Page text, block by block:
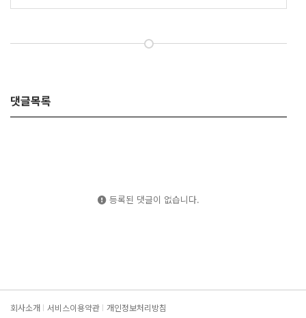
댓글목록
등록된 댓글이 없습니다.
회사소개 서비스이용약관 개인정보처리방침